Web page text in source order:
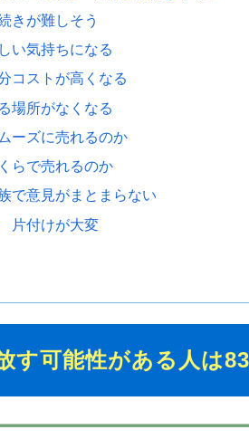
きが難しそう
い気持ちになる
コストが高くなる
場所がなくなる
ーズに売れるのか
らで売れるのか
で意見がまとまらない
片付けが大変
す可能性がある人は